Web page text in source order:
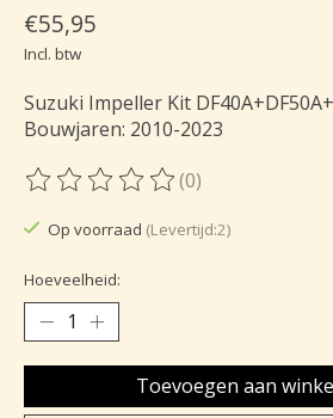
€55,95
Incl. btw
Suzuki Impeller Kit
Bouwjaren: 2010-2023
De beoordeling van dit product is
(0)
Op voorraad (Levertijd:2)
Hoeveelheid:
Toevoegen aan